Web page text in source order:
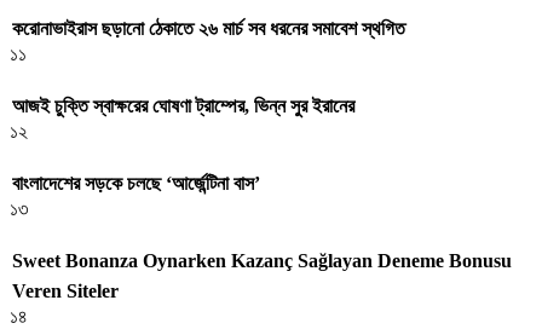
করোনাভাইরাস ছড়ানো ঠেকাতে ২৬ মার্চ সব ধরনের সমাবেশ স্থগিত
১১
আজই চুক্তি স্বাক্ষরের ঘোষণা ট্রাম্পের, ভিন্ন সুর ইরানের
১২
বাংলাদেশের সড়কে চলছে ‘আর্জেন্টিনা বাস’
১৩
Sweet Bonanza Oynarken Kazanç Sağlayan Deneme Bonusu
Veren Siteler
১৪